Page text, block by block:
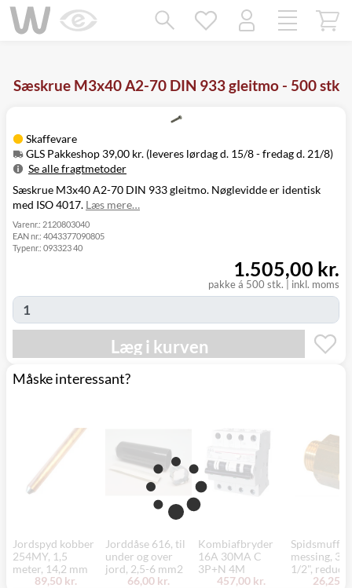
Sæskrue M3x40 A2-70 DIN 933 gleitmo - 500 stk
Skaffevare
GLS Pakkeshop 39,00 kr. (leveres lørdag d. 15/8 - fredag d. 21/8)
Se alle fragtmetoder
Metode
Pris
Leveres
GLS
Hjemmelevering
Mandag d. 17/8
- fredag d. 21/8
Click&Collect i
Svenstrup
(9230)
Fredag d. 14/8
torsdag d. 20/8
Sæskrue M3x40 A2-70 DIN 933 gleitmo. Nøglevidde er identisk
med ISO 4017. Læs mere…
Varenr.: 2120803040
EAN nr.: 4043377090805
Typenr.: 093323 40
pakke á 500 stk. inkl. moms
1.505,00 kr.
Læg i kurven
Måske interessant?
Jordspyd kobber
254MY, 1,5
meter, 14,2 mm
89,50 kr.
Jorddåse 616, til
under og over
jord, 2,5-6 mm2
66,00 kr.
Kombiafbryder
16A 30MA C
3P+N 4M
457,00 kr.
Spidsmuffe,
messing, 3/
1/2",
26,25
Mangler chatten?
Ret samtykke!